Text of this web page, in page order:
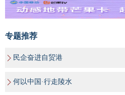
专题推荐
民企奋进自贸港
何以中国·行走陵水